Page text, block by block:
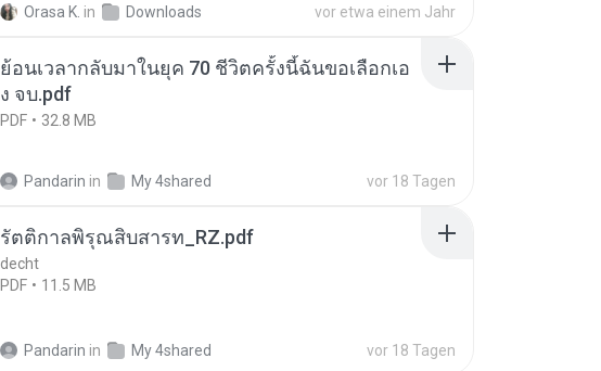
Orasa K. in Downloads vor etwa einem Jahr
ย้อนเวลากลับมาในยุค 70 ชีวิตครั้งนี้ฉันขอเลือกเอ
ง จบ.pdf
PDF 32.8 MB
Pandarin in My 4shared vor 18 Tagen
รัตติกาลพิรุณสิบสารท_RZ.pdf
decht
PDF
11.5 MB
Pandarin in My 4shared vor 18 Tagen